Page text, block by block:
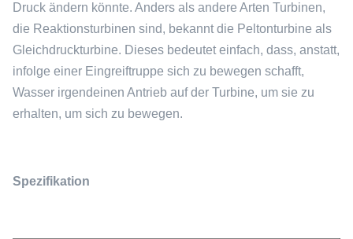
Druck ändern könnte. Anders als andere Arten Turbinen,
die Reaktionsturbinen sind, bekannt die Peltonturbine als
Gleichdruckturbine. Dieses bedeutet einfach, dass, anstatt,
infolge einer Eingreiftruppe sich zu bewegen schafft,
Wasser irgendeinen Antrieb auf der Turbine, um sie zu
erhalten, um sich zu bewegen.
Spezifikation